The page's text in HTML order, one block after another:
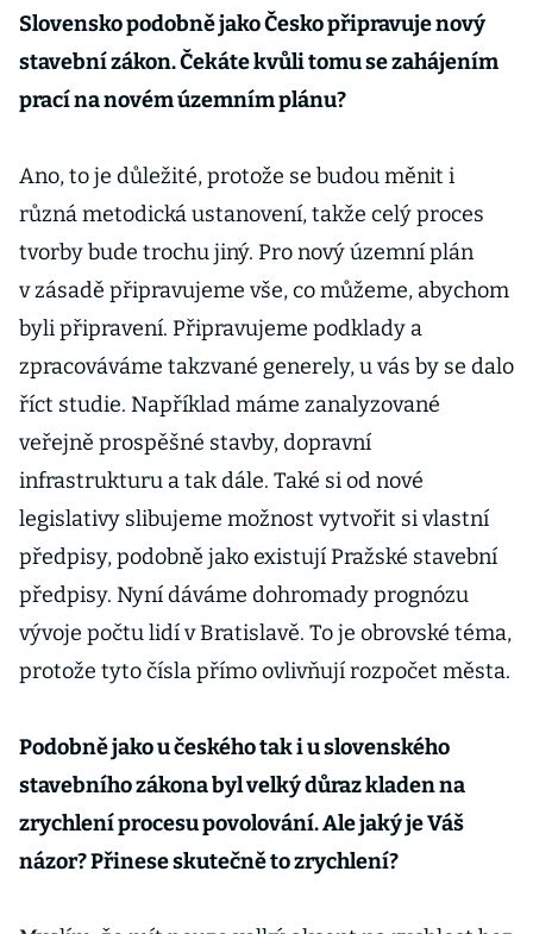
Slovensko podobně jako Česko připravuje nový
stavební zákon. Čekáte kvůli tomu se zahájením
prací na novém územním plánu?
Ano, to je důležité, protože se budou měnit i
různá metodická ustanovení, takže celý proces
tvorby bude trochu jiný. Pro nový územní plán
v zásadě připravujeme vše, co můžeme, abychom
byli připravení. Připravujeme podklady a
zpracováváme takzvané generely, u vás by se dalo
říct studie. Například máme zanalyzované
veřejně prospěšné stavby, dopravní
infrastrukturu a tak dále. Také si od nové
legislativy slibujeme možnost vytvořit si vlastní
předpisy, podobně jako existují Pražské stavební
předpisy. Nyní dáváme dohromady prognózu
vývoje počtu lidí v Bratislavě. To je obrovské téma,
protože tyto čísla přímo ovlivňují rozpočet města.
Podobně jako u českého tak i u slovenského
stavebního zákona byl velký důraz kladen na
zrychlení procesu povolování. Ale jaký je Váš
názor? Přinese skutečně to zrychlení?